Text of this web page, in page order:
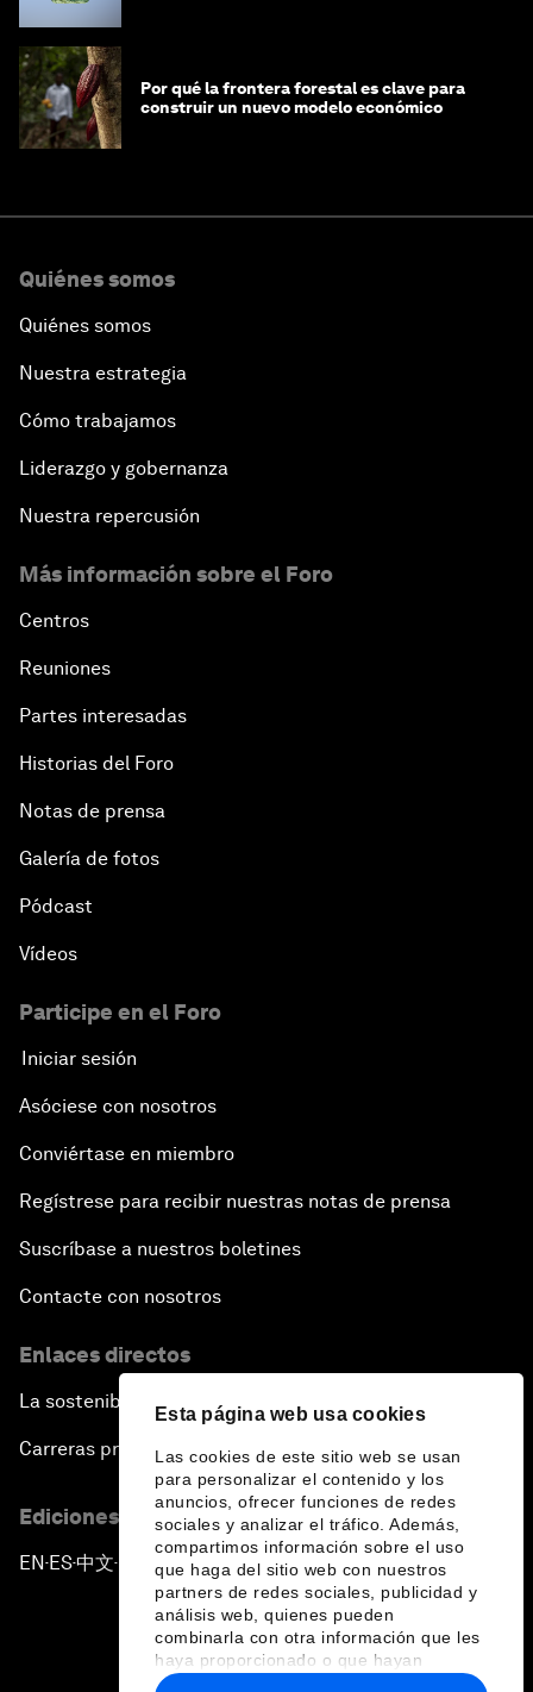
Esta página web usa cookies
Las cookies de este sitio web se usan
para personalizar el contenido y los
anuncios, ofrecer funciones de redes
sociales y analizar el tráfico. Además,
compartimos información sobre el uso
que haga del sitio web con nuestros
partners de redes sociales, publicidad y
análisis web, quienes pueden
combinarla con otra información que les
haya proporcionado o que hayan
recopilado a partir del uso que haya
Por qué la frontera forestal es clave para
construir un nuevo modelo económico
Quiénes somos
Quiénes somos
Nuestra estrategia
Cómo trabajamos
Liderazgo y gobernanza
Nuestra repercusión
Más información sobre el Foro
Centros
Reuniones
Partes interesadas
Historias del Foro
Notas de prensa
Galería de fotos
Pódcast
Vídeos
Participe en el Foro
Iniciar sesión
Asóciese con nosotros
Conviértase en miembro
Regístrese para recibir nuestras notas de prensa
Suscríbase a nuestros boletines
Contacte con nosotros
Enlaces directos
La sostenibilidad en el Foro
Carreras profesionales
Ediciones en otros idiomas
EN ▪ ES▪中文▪ 日本語